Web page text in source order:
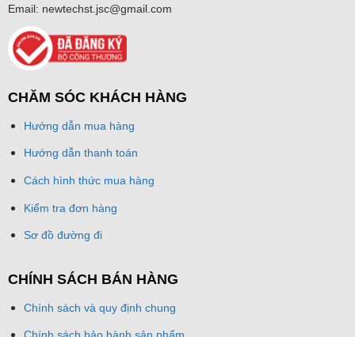
Email: newtechst.jsc@gmail.com
CHĂM SÓC KHÁCH HÀNG
Hướng dẫn mua hàng
Hướng dẫn thanh toán
Cách hình thức mua hàng
Kiểm tra đơn hàng
Sơ đồ đường đi
CHÍNH SÁCH BÁN HÀNG
Chính sách và quy định chung